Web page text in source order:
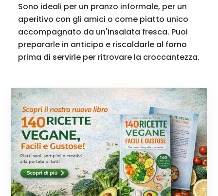
Sono ideali per un pranzo informale, per un
aperitivo con gli amici o come piatto unico
accompagnato da un'insalata fresca. Puoi
prepararle in anticipo e riscaldarle al forno
prima di servirle per ritrovare la croccantezza.